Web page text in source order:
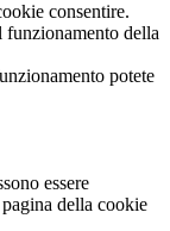
consentire.
funzionamento della
potete
essere
della cookie